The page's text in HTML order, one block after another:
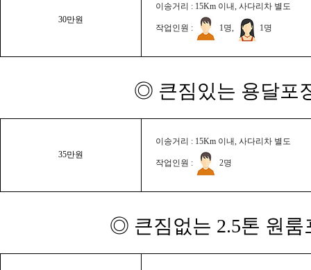
30만원
이송거리 : 15Km 이내, 사다리차 별도
작업인원 : 1명, 1명
◎ 큰짐있는 용달포
35만원
이송거리 : 15Km 이내, 사다리차 별도
작업인원 : 2명
◎ 큰짐없는 2.5톤 원룸